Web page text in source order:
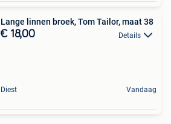
Lange linnen broek, Tom Tailor, maat 38
€ 18,00 Details
Diest Vandaag